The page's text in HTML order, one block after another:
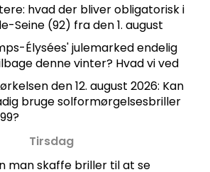
hvad der bliver obligatorisk i
Seine (92) fra den 1. august
Élysées' julemarked endelig
denne vinter? Hvad vi ved
den 12. august 2026: Kan
bruge solformørgelsesbriller
Tirsdag
man skaffe briller til at se